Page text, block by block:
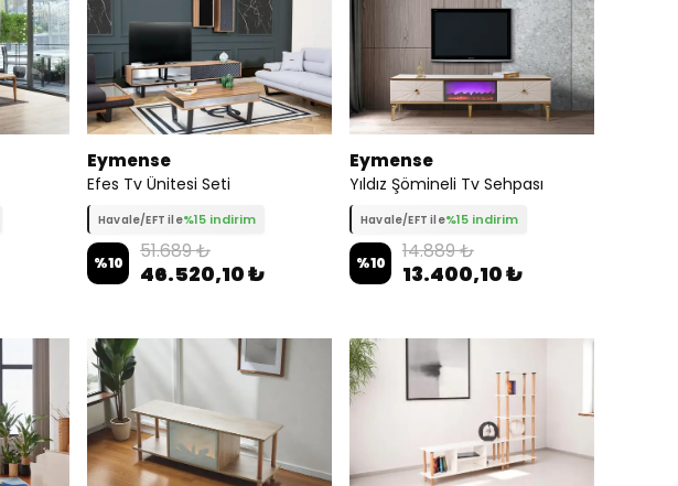
Eymense
Efes Tv Ünitesi Seti
Havale/EFT ile%15 indirim
%10 51.689 ₺
46.520,10 ₺
Eymense
Yıldız Şömineli Tv Sehpası
Havale/EFT ile%15 indirim
%10 14.889 ₺
13.400,10 ₺